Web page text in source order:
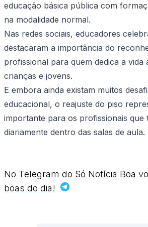
educação básica pública com
na modalidade normal.
Nas redes sociais, educadores
destacaram a importância do
profissional para quem dedica a vida
crianças e jovens.
E embora ainda existam muitos
educacional, o reajuste do piso
importante para os profissionais que
diariamente dentro das salas de aula.
No Telegram do Só Notícia Boa
boas do dia!